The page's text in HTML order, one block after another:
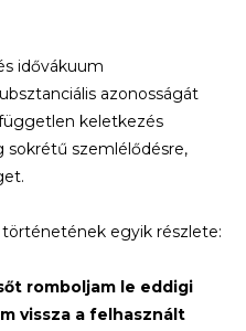
idővákuum
azonosságát
keletkezés
sokrétű szemlélődésre,
egyik részlete:
romboljam le eddigi
vissza a felhasznált